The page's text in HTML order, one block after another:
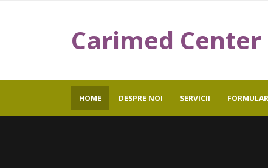
Carimed Center
HOME DESPRE NOI SERVICII